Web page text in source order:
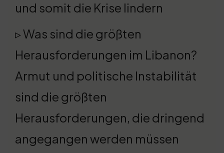
und somit die Krise lindern
▹ Was sind die größten
Herausforderungen im Libanon?
Armut und politische Instabilität
sind die größten
Herausforderungen, die dringend
angegangen werden müssen